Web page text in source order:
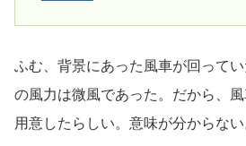
ふむ、背景にあった風車が回って
の風力は微風であった。だから、
用意したらしい。意味が分からない